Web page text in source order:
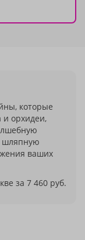
которые
и орхидеи,
шляпную
ваших
за 7 460 руб.